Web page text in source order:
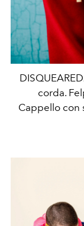
corda.
Cappello con